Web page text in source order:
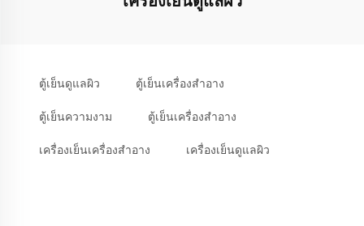
ตู้เย็นดูแลผิว ตู้เย็นเครื่องสําอาง
ตู้เย็นความงาม ตู้เย็นเครื่องสําอาง
เครื่องเย็นเครื่องสําอาง เครื่องเย็นดูแลผิว